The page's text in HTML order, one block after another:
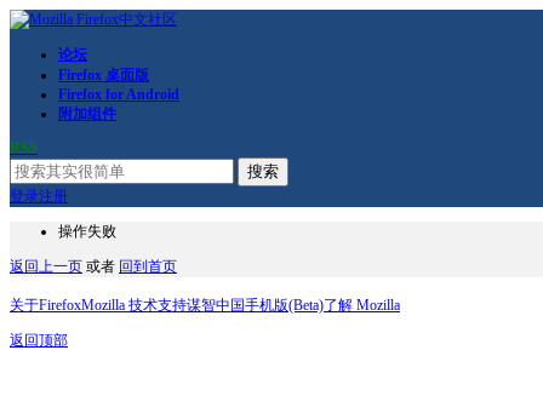
论坛
Firefox 桌面版
Firefox for Android
附加组件
RSS
搜索
登录注册
操作失败
返回上一页 或者 回到首页
关于FirefoxMozilla 技术支持谋智中国手机版(Beta)了解 Mozilla
返回顶部